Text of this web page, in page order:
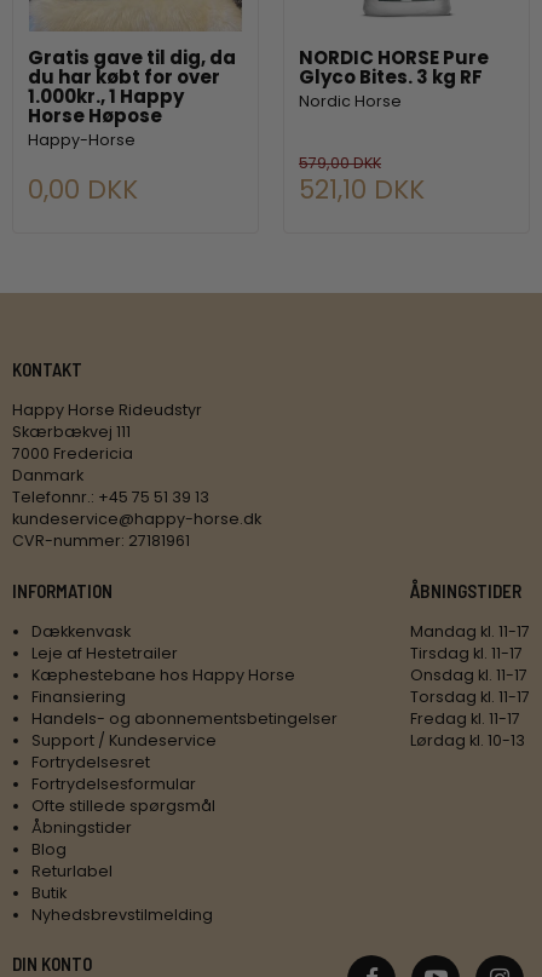
Gratis gave til dig, da
du har købt for over
1.000kr., 1 Happy
Horse Høpose
Happy-Horse
0,00 DKK
NORDIC HORSE Pure
Glyco Bites. 3 kg RF
Nordic Horse
579,00 DKK
521,10 DKK
KONTAKT
Happy Horse Rideudstyr
Skærbækvej 111
7000 Fredericia
Danmark
Telefonnr.: +45 75 51 39 13
kundeservice@happy-horse.dk
CVR-nummer: 27181961
INFORMATION
Dækkenvask
Leje af Hestetrailer
Kæphestebane hos Happy Horse
Finansiering
Handels- og abonnementsbetingelser
Support / Kundeservice
Fortrydelsesret
Fortrydelsesformular
Ofte stillede spørgsmål
Åbningstider
Blog
Returlabel
Butik
Nyhedsbrevstilmelding
ÅBNINGSTIDER
Mandag kl. 11-17
Tirsdag kl. 11-17
Onsdag kl. 11-17
Torsdag kl. 11-17
Fredag kl. 11-17
Lørdag kl. 10-13
DIN KONTO